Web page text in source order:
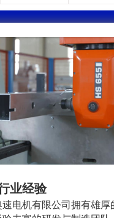
业经验
速电机有限公司拥有雄厚